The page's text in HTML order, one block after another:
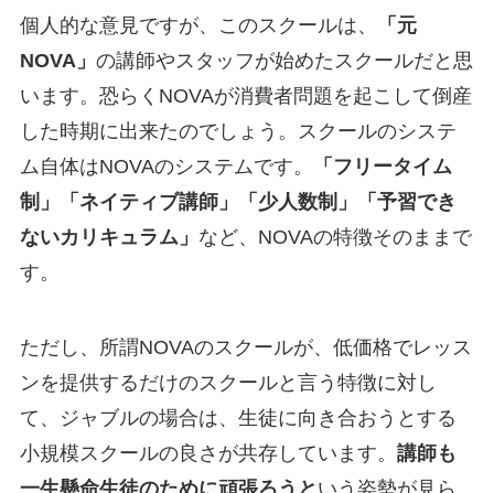
個人的な意見ですが、このスクールは、
「元
NOVA」 の講師やスタッフが始めたスクールだと思
います。恐らくNOVAが消費者問題を起こして倒産
した時期に出来たのでしょう。スクールのシステ
ム自体はNOVAのシステムです。
「フリータイム
制」「ネイティブ講師」「少人数制」「予習でき
ないカリキュラム」 など、NOVAの特徴そのままで
す。
ただし、所謂NOVAのスクールが、低価格でレッス
ンを提供するだけのスクールと言う特徴に対し
て、ジャブルの場合は、生徒に向き合おうとする
小規模スクールの良さが共存しています。 講師も